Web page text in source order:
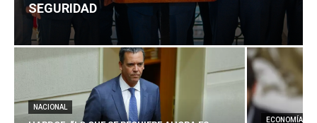
SEGURIDAD
NACIONAL
ECONOMÍA